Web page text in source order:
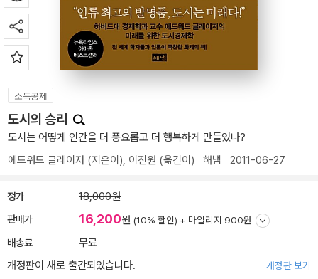
소득공제
도시의 승리
도시는 어떻게 인간을 더 풍요롭고 더 행복하게 만들었나?
에드워드 글레이저 (지은이), 이진원 (옮긴이) 해냄 2011-06-27
정가 18,000원
판매가 16,200원 (10% 할인) + 마일리지 900원
배송료
무료
개정판이 새로 출간되었습니다.
개정판 보기